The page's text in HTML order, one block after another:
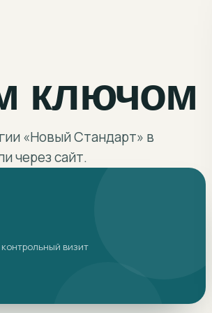
ключом
«Новый Стандарт» в
через сайт.
визит